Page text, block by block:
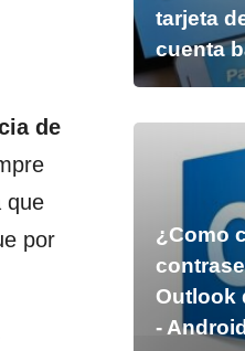
de
que
por
tarjeta
cuenta
¿Como
Outlook
-